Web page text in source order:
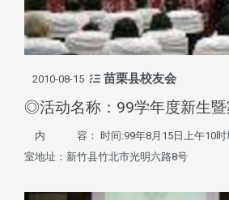
2010-08-15 苗栗县校友会
◎活动名称：99学年度新生暨
内 容： 时间:99年8月15日上午10时
室地址：新竹县竹北市光明六路8号